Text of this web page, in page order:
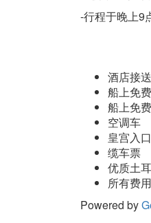
-行程于晚上9
酒店接送
船上免
船上免
空调车
皇宫入口
缆车票
优质土
所有费
Powered by